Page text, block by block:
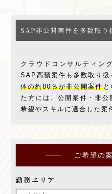
SAP非公開案件を多数取り
クラウドコンサルティン
SAP高額案件も多数取り扱
体の約80％が非公開案件と
た方には、公開案件・非
希望やスキルに適合した案
ご希望の
勤務エリア